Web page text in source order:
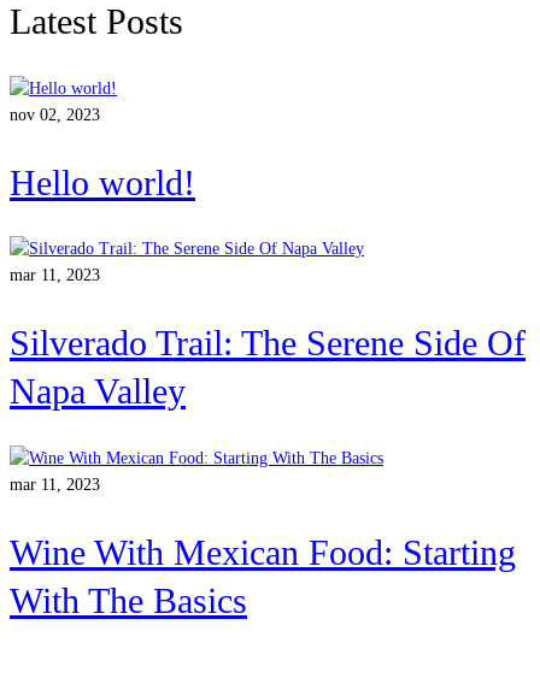
Latest Posts
nov 02, 2023
Hello world!
mar 11, 2023
Silverado Trail: The Serene Side Of
Napa Valley
mar 11, 2023
Wine With Mexican Food: Starting
With The Basics